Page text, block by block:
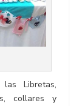
Libretas,
collares y